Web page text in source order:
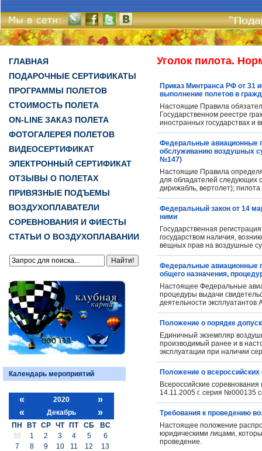
ГЛАВНАЯ
ПОДАРОЧНЫЕ СЕРТИФИКАТЫ
ПРОГРАММЫ ПОЛЕТОВ
СТОИМОСТЬ ПОЛЕТА
ON-LINE ЗАКАЗ ПОЛЕТА
ФОТОГАЛЕРЕЯ ПОЛЕТОВ
ВИДЕОСЕРТИФИКАТ
ЭЛЕКТРОННЫЙ СЕРТИФИКАТ
ОТЗЫВЫ О ПОЛЕТАХ
ПРИВЯЗНЫЕ ПОДЪЕМЫ
ВОЗДУХОПЛАВАТЕЛИ
СОРЕВНОВАНИЯ И ФИЕСТЫ
СТАТЬИ О ВОЗДУХОПЛАВАНИИ
Календарь мероприятий
« 2020
»
«
Декабрь »
ПН ВТ СР ЧТ ПТ СБ
ВС
30
1 2 3 4 5
6
7
8 9 10 11 12
13
Уголок пилота.
Приказ Минтранса РФ от 31
выполнение полетов в
Настоящие Правила
Государственном реестре
иностранных государствах и
Федеральные авиационные
обслуживанию воздушных
№147)
Настоящие Правила
для обладателей следующих
дирижабль, вертолет); пилота
Федеральный закон от 14
ними
Государственная
государством наличия,
вещных прав на воздушные
Федеральные авиационные
общего назначения,
Настоящее Федеральные
процедуры выдачи
деятельности эксплуатантов
Положение о порядке
Единичный экземпляр
производимый ранее и в
эксплуатации при наличии
Положение о
Всероссийские
14.11.2005 г. серия №000135
Требования к проведению
Настоящее положение
юридическими лицами,
проведение.